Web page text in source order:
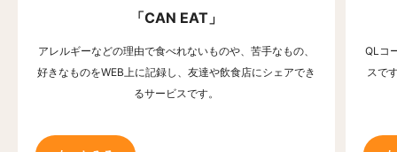
「CAN EAT」
アレルギーなどの理由で食べれないものや、苦手なもの、
好きなものをWEB上に記録し、友達や飲食店にシェアでき
るサービスです。
QLコ
スで